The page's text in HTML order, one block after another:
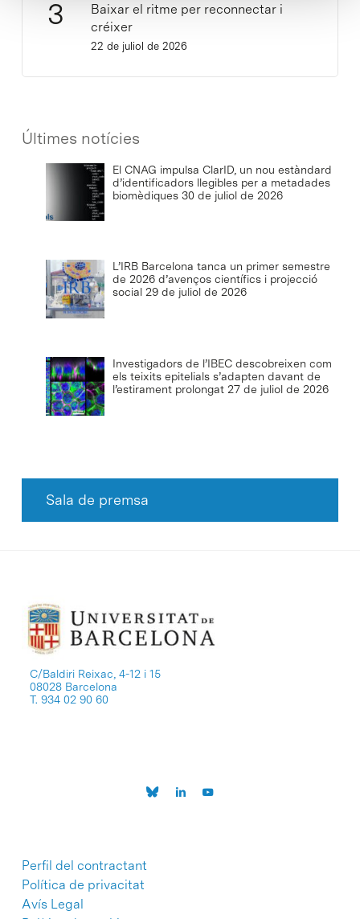
Baixar el ritme per reconnectar i
créixer
22 de juliol de 2026
Últimes notícies
El CNAG impulsa ClarID, un nou estàndard
d’identificadors llegibles per a metadades
biomèdiques 30 de juliol de 2026
L’IRB Barcelona tanca un primer semestre
de 2026 d’avenços científics i projecció
social 29 de juliol de 2026
Investigadors de l’IBEC descobreixen com
els teixits epitelials s’adapten davant de
l’estirament prolongat 27 de juliol de 2026
Sala de premsa
C/Baldiri Reixac, 4-12 i 15
08028 Barcelona
T. 934 02 90 60
Perfil del contractant
Política de privacitat
Avís Legal